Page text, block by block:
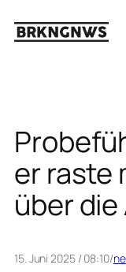
Inhalt
er raste
über die
15. Juni 2025 / 08:10/